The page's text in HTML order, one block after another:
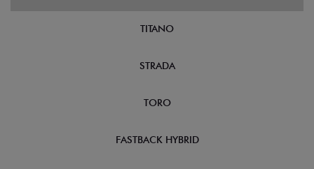
TITANO
STRADA
TORO
FASTBACK HYBRID